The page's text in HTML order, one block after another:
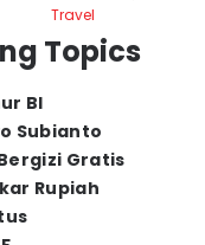
Travel
Topics
BI
Subianto
Gratis
Rupiah